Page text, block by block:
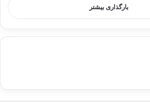
بارگذاری بیشتر